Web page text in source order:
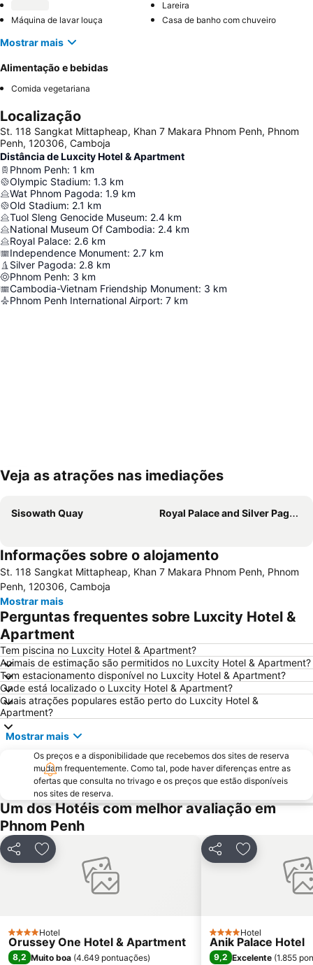
Lareira
Máquina de lavar louça
Casa de banho com chuveiro
Mostrar mais
Alimentação e bebidas
Comida vegetariana
Localização
St. 118 Sangkat Mittapheap, Khan 7 Makara Phnom Penh, Phnom
Penh, 120306, Camboja
Distância de Luxcity Hotel & Apartment
Phnom Penh: 1 km
Olympic Stadium: 1.3 km
Wat Phnom Pagoda: 1.9 km
Old Stadium: 2.1 km
Tuol Sleng Genocide Museum: 2.4 km
National Museum Of Cambodia: 2.4 km
Royal Palace: 2.6 km
Independence Monument: 2.7 km
Silver Pagoda: 2.8 km
Phnom Penh: 3 km
Cambodia-Vietnam Friendship Monument: 3 km
Phnom Penh International Airport: 7 km
Ampliar mapa
Veja as atrações nas imediações
Sisowath Quay Royal Palace and Silver Pagoda
Informações sobre o alojamento
St. 118 Sangkat Mittapheap, Khan 7 Makara Phnom Penh, Phnom
Penh, 120306, Camboja
Mostrar mais
Perguntas frequentes sobre Luxcity Hotel &
Apartment
Tem piscina no Luxcity Hotel & Apartment?
Animais de estimação são permitidos no Luxcity Hotel & Apartment?
Tem estacionamento disponível no Luxcity Hotel & Apartment?
Onde está localizado o Luxcity Hotel & Apartment?
Quais atrações populares estão perto do Luxcity Hotel &
Apartment?
Mostrar mais
Os preços e a disponibilidade que recebemos dos sites de reserva
mudam frequentemente. Como tal, pode haver diferenças entre as
ofertas que consulta no trivago e os preços que estão disponíveis
nos sites de reserva.
Um dos Hotéis com melhor avaliação em
Phnom Penh
PartilharAdicionar aos favoritos
4 Estrelas
Hotel
Orussey One Hotel & Apartment
8,2 Muito boa (4.649 pontuações)
PartilharAdicionar
4 Estrelas
Hotel
Anik Palace Hotel
9,2 Excelente (1.855